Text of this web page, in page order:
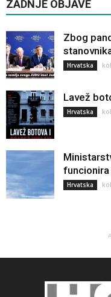
ZADNJE OBJAVE
Zbog
Hrvatska
Lavež
Hrvatska
Hrvatska